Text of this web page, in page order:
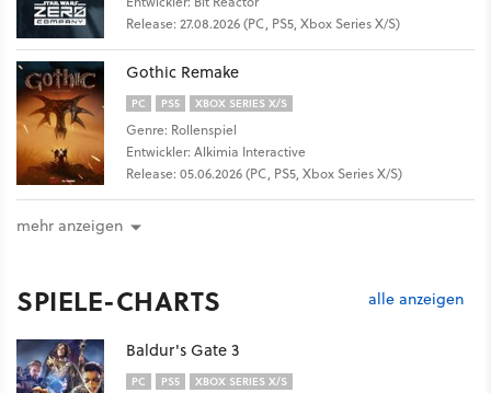
Release: 27.08.2026 (PC, PS5, Xbox Series X/S)
Gothic Remake
PC PS5 XBOX SERIES X/S
Genre: Rollenspiel
Entwickler: Alkimia Interactive
Release: 05.06.2026 (PC, PS5, Xbox Series X/S)
mehr anzeigen
SPIELE-CHARTS alle anzeigen
Baldur's Gate 3
PC PS5 XBOX SERIES X/S